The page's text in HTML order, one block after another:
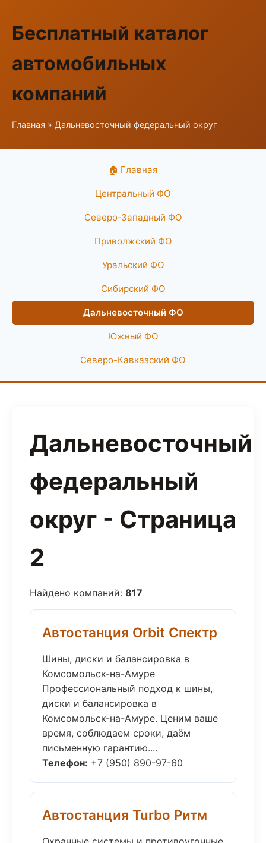
Бесплатный каталог
автомобильных
компаний
Главная » Дальневосточный федеральный округ
🏠 Главная
Центральный ФО
Северо-Западный ФО
Приволжский ФО
Уральский ФО
Сибирский ФО
Дальневосточный ФО
Южный ФО
Северо-Кавказский ФО
Дальневосточный
федеральный
округ - Страница
2
Найдено компаний: 817
Автостанция Orbit Спектр
Шины, диски и балансировка в
Комсомольск-на-Амуре
Профессиональный подход к шины,
диски и балансировка в
Комсомольск-на-Амуре. Ценим ваше
время, соблюдаем сроки, даём
письменную гарантию....
Телефон: +7 (950) 890-97-60
Автостанция Turbo Ритм